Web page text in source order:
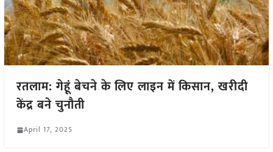
रतलाम: गेहूं बेचने के लिए लाइन में किसान, खरीदी
केंद्र बने चुनौती
April 17, 2025